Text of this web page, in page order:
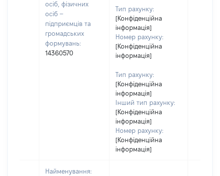
осіб, фізичних
осіб –
підприємців та
громадських
формувань:
14360570
Тип рахунку:
[Конфіденційна
інформація]
Номер рахунку:
[Конфіденційна
інформація]
Тип рахунку:
[Конфіденційна
інформація]
Інший тип рахунку:
[Конфіденційна
інформація]
Номер рахунку:
[Конфіденційна
інформація]
Найменування: